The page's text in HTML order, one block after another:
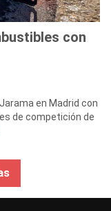
con
en Madrid con
de competición de